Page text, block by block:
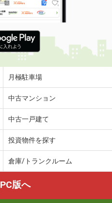
月極駐車場
中古マンション
中古一戸建て
投資物件を探す
倉庫/トランクルーム
PC版へ